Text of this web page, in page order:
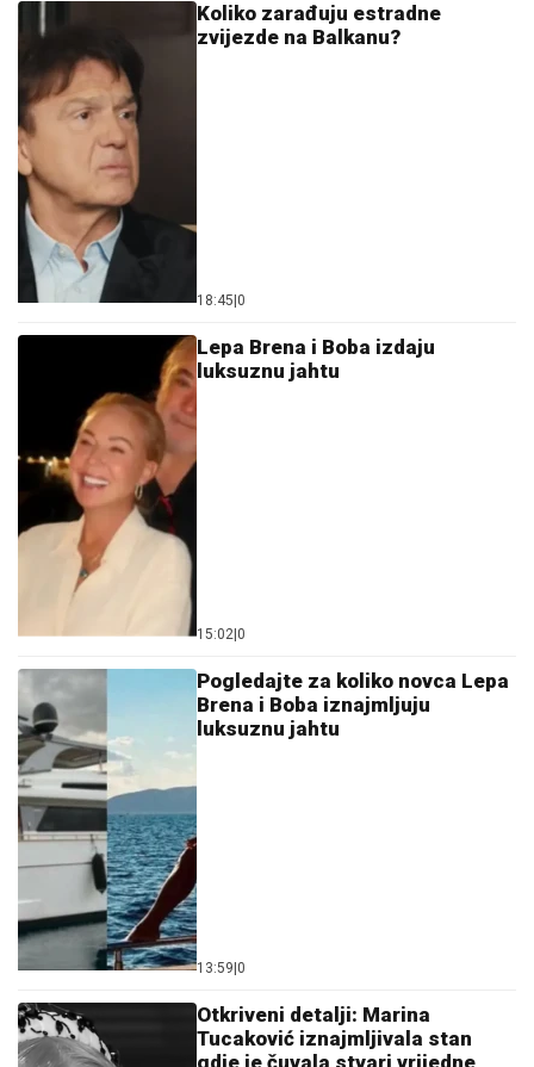
Koliko zarađuju estradne
zvijezde na Balkanu?
18:45 0
Lepa Brena i Boba izdaju
luksuznu jahtu
15:02 0
Pogledajte za koliko novca Lepa
Brena i Boba iznajmljuju
luksuznu jahtu
13:59 0
Otkriveni detalji: Marina
Tucaković iznajmljivala stan